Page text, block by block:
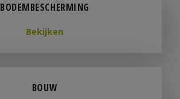
BODEMBESCHERMING
Bekijken
BOUW